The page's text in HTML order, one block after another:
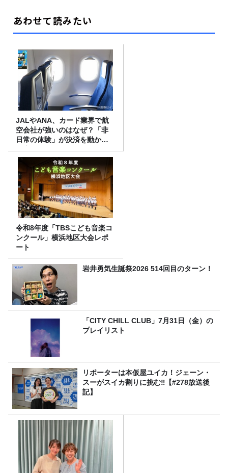
あわせて読みたい
JALやANA、カード業界で航
空会社が強いのはなぜ？「非
日常の体験」が決済を動かす
理由
令和8年度「TBSこども音楽コ
ンクール」横浜地区大会レポ
ート
岩井勇気生誕祭2026 514回目のターン！
「CITY CHILL CLUB」7月31日（金）の
プレイリスト
リポーターは本仮屋ユイカ！ジェーン・
スーがスイカ割りに挑む‼【#278放送後
記】